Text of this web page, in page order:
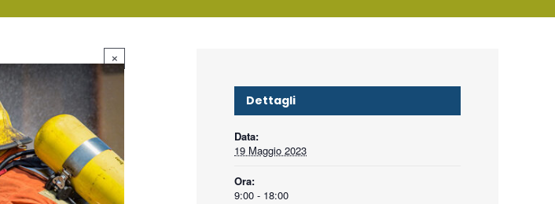
×
Dettagli
Data:
19 Maggio 2023
Ora:
9:00 - 18:00